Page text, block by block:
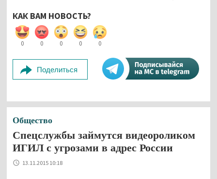
КАК ВАМ НОВОСТЬ?
0 0 0 0 0
Поделиться
Общество
Спецслужбы займутся видеороликом
ИГИЛ с угрозами в адрес России
13.11.2015 10:18